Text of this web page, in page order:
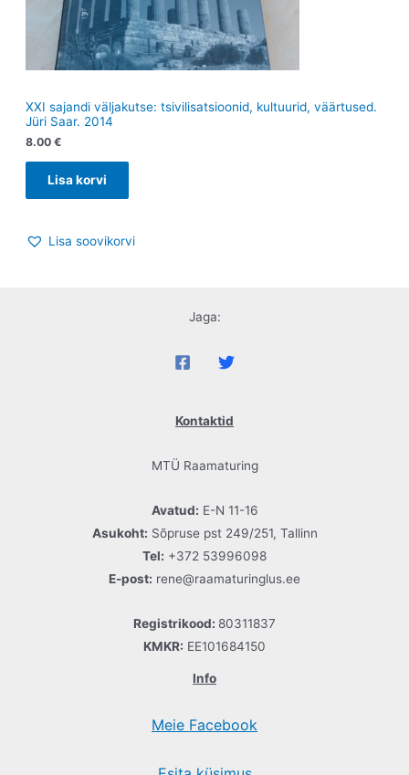
XXI sajandi väljakutse: tsivilisatsioonid, kultuurid, väärtused.
Jüri Saar. 2014
8.00 €
Lisa korvi
Lisa soovikorvi
Jaga:
Kontaktid
MTÜ Raamaturing
Avatud: E-N 11-16
Asukoht: Sõpruse pst 249/251, Tallinn
Tel: +372 53996098
E-post: rene@raamaturinglus.ee
Registrikood: 80311837
KMKR: EE101684150
Info
Meie Facebook